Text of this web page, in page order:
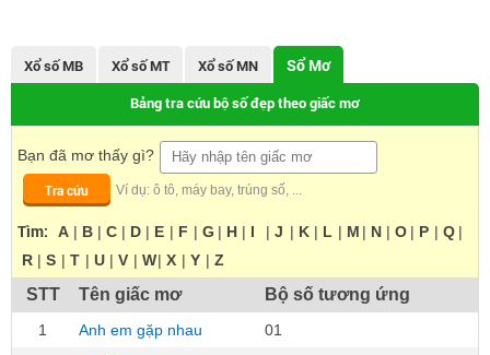
Xổ số MB Xổ số MT Xổ số MN Sổ Mơ
Bảng tra cứu bộ số đẹp theo giấc mơ
Bạn đã mơ thấy gì?
Tra cứu
Ví dụ: ô tô, máy bay, trúng số, ...
Tìm: A | B | C | D | E | F | G | H | I | J | K | L | M | N | O | P | Q |
R | S | T | U | V | W| X | Y | Z
STT Tên giấc mơ Bộ số tương ứng
1 Anh em gặp nhau
01